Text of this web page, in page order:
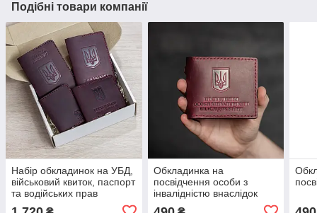
Подібні товари компанії
Набір обкладинок на УБД,
військовий квиток, паспорт
та водійських прав
Обкладинка на
посвідчення особи з
інвалідністю внаслідок